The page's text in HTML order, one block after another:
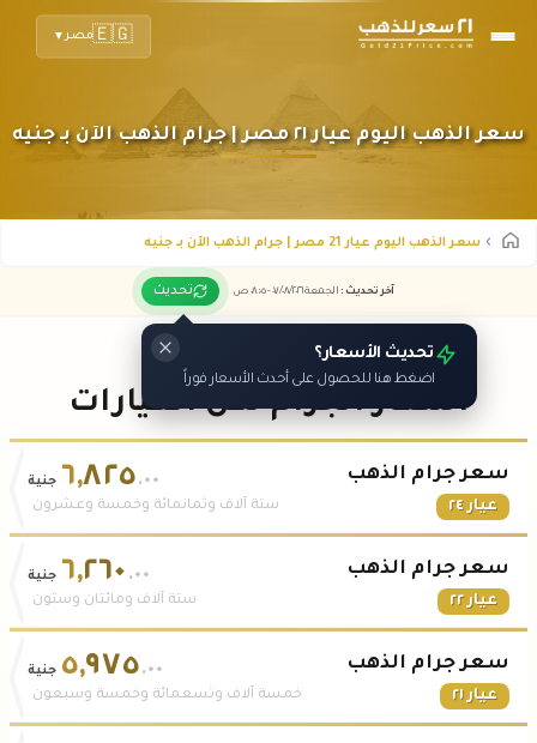
🇪🇬مصر▼
سعر الذهب اليوم عيار ٢١ مصر | جرام الذهب الآن بـ جنيه
سعر الذهب اليوم عيار 21 مصر | جرام الذهب الآن بـ جنيه
آخر تحديث : الجمعة ٠٧ /٠٨/٢٠٢٦ - ٠٨:٠٥ ص تحديث
تحديث الأسعار؟
اضغط هنا للحصول على أحدث الأسعار فوراً
أسعار الجرام لكل العيارات
سعر جرام الذهب
عيار ٢٤
٦,٨٢٥.٠٠ جنية
ستة آلاف وثمانمائة وخمسة وعشرون
سعر جرام الذهب
عيار ٢٢
٦,٢٦٠ .٠٠ جنية
ستة آلاف ومائتان وستون
سعر جرام الذهب
عيار ٢١
٥,٩٧٥.٠٠ جنية
خمسة آلاف وتسعمائة وخمسة وسبعون